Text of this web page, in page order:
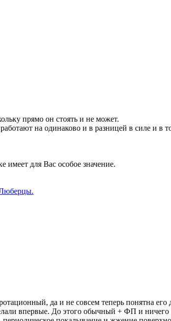
прямо он стоять и не может.
на одинаково и в разницей в силе и в
для Вас особое значение.
да и не совсем теперь понятна его
впервые. До этого обычный + ФП и